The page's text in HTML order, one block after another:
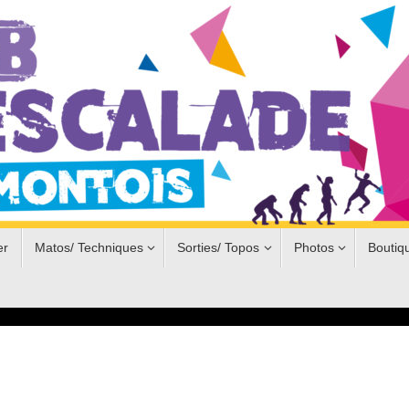
Matos/ Techniques Sorties/ Topos Photos